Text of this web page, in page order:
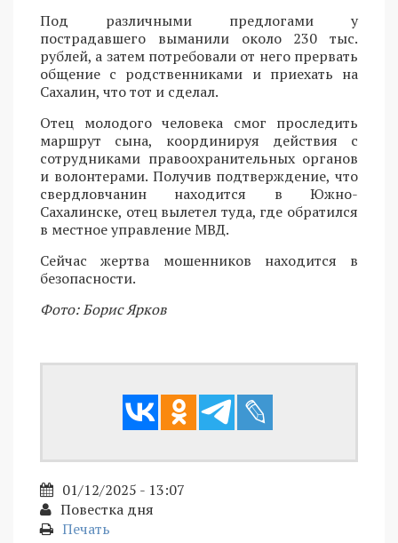
Под различными предлогами у
пострадавшего выманили около 230 тыс.
рублей, а затем потребовали от него прервать
общение с родственниками и приехать на
Сахалин, что тот и сделал.
Отец молодого человека смог проследить
маршрут сына, координируя действия с
сотрудниками правоохранительных органов
и волонтерами. Получив подтверждение, что
свердловчанин находится в Южно-
Сахалинске, отец вылетел туда, где обратился
в местное управление МВД.
Сейчас жертва мошенников находится в
безопасности.
Фото: Борис Ярков
01/12/2025 - 13:07
Повестка дня
Печать